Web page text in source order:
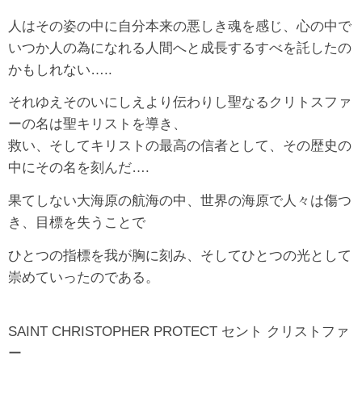
人はその姿の中に自分本来の悪しき魂を感じ、心の中で
いつか人の為になれる人間へと成長するすべを託したの
かもしれない…..
それゆえそのいにしえより伝わりし聖なるクリトスファ
ーの名は聖キリストを導き、
救い、そしてキリストの最高の信者として、その歴史の
中にその名を刻んだ….
果てしない大海原の航海の中、世界の海原で人々は傷つ
き、目標を失うことで
ひとつの指標を我が胸に刻み、そしてひとつの光として
崇めていったのである。
SAINT CHRISTOPHER PROTECT セント クリストファ
ー